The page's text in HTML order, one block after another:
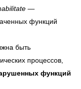
—
функций
быть
процессов,
функций